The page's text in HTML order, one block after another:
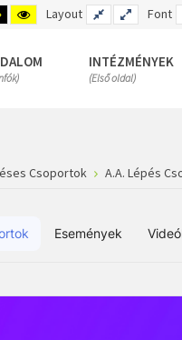
HIGH
CONTRAST
MODE
HIGH
CONTRAST
MODE
Layout FIXED
LAYOUT
WIDE
LAYOUT
Font
INTÉZMÉNYEK
(Első oldal)
Csoportok A.A. Lépés
Események